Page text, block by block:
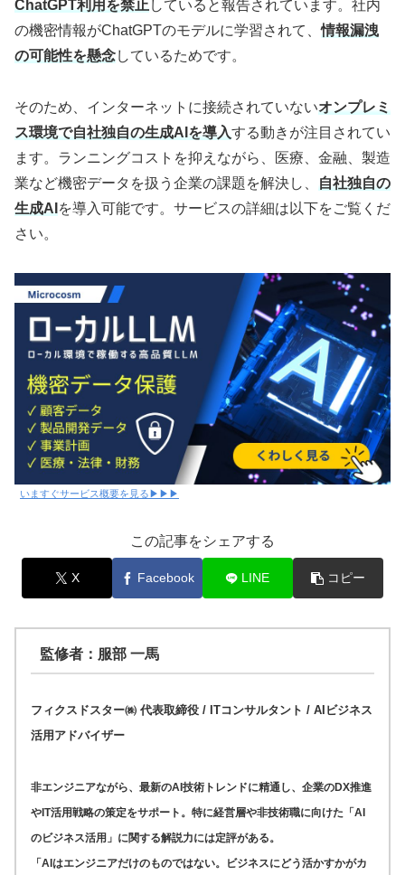
ChatGPT利用を禁止 していると報告されています。社内
の機密情報がChatGPTのモデルに学習されて、情報漏洩
の可能性を懸念しているためです。
そのため、インターネットに接続されていないオンプレミ
ス環境で自社独自の生成AIを導入する動きが注目されてい
ます。ランニングコストを抑えながら、医療、金融、製造
業など機密データを扱う企業の課題を解決し、
自社独自の
生成AI を導入可能です。サービスの詳細は以下をご覧くだ
さい。
いますぐサービス概要を見る▶▶▶
この記事をシェアする
X Facebook LINE コピー
監修者：服部 一馬
フィクスドスター㈱ 代表取締役 / ITコンサルタント / AIビジネス
活用アドバイザー
非エンジニアながら、最新のAI技術トレンドに精通し、企業のDX推進
やIT活用戦略の策定をサポート。特に経営層や非技術職に向けた「AI
のビジネス活用」に関する解説力には定評がある。
「AIはエンジニアだけのものではない。ビジネスにどう活かすかがカ